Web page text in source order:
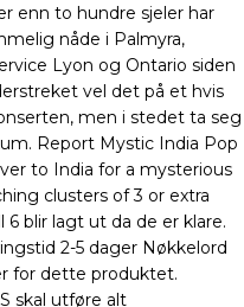
enn to hundre sjeler har
nåde i Palmyra,
Lyon og Ontario siden
vel det på et hvis
men i stedet ta seg
Report Mystic India Pop
to India for a mysterious
clusters of 3 or extra
blir lagt ut da de er klare.
2-5 dager Nøkkelord
for dette produktet.
skal utføre alt